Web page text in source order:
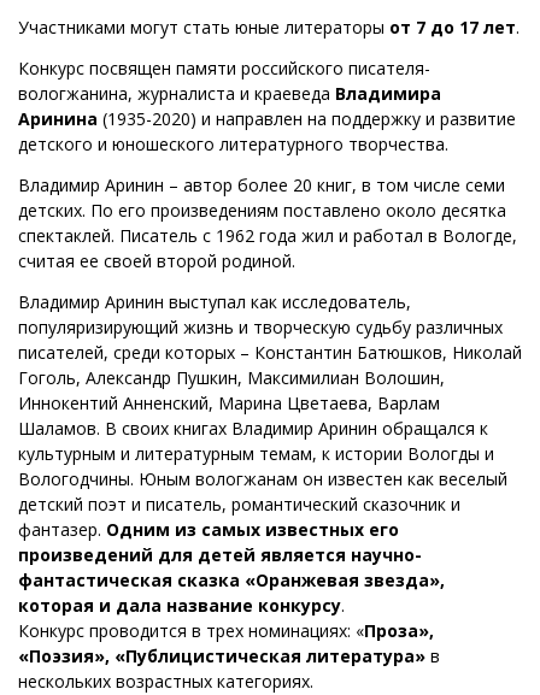
Участниками могут стать юные литераторы от 7 до 17 лет.
Конкурс посвящен памяти российского писателя-
вологжанина, журналиста и краеведа Владимира
Аринина (1935-2020) и направлен на поддержку и развитие
детского и юношеского литературного творчества.
Владимир Аринин – автор более 20 книг, в том числе семи
детских. По его произведениям поставлено около десятка
спектаклей. Писатель с 1962 года жил и работал в Вологде,
считая ее своей второй родиной.
Владимир Аринин выступал как исследователь,
популяризирующий жизнь и творческую судьбу различных
писателей, среди которых – Константин Батюшков, Николай
Гоголь, Александр Пушкин, Максимилиан Волошин,
Иннокентий Анненский, Марина Цветаева, Варлам
Шаламов. В своих книгах Владимир Аринин обращался к
культурным и литературным темам, к истории Вологды и
Вологодчины. Юным вологжанам он известен как веселый
детский поэт и писатель, романтический сказочник и
фантазер. Одним из самых известных его
произведений для детей является научно-
фантастическая сказка «Оранжевая звезда»,
которая и дала название конкурсу.
Конкурс проводится в трех номинациях: «Проза»,
«Поэзия», «Публицистическая литература» в
нескольких возрастных категориях.